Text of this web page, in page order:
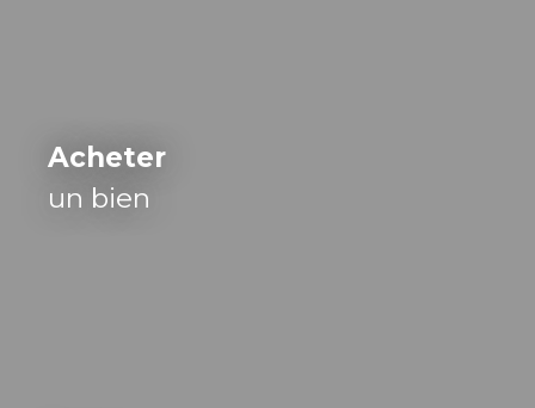
Acheter
un bien